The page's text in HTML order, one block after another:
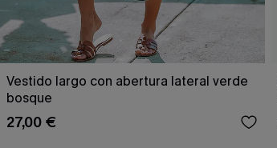
Vestido largo con abertura lateral verde
bosque
27,00 €